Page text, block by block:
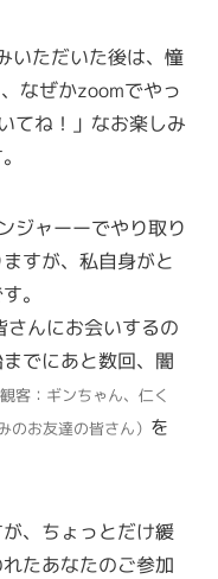
いただいた後は、憧
なぜかzoomでやっ
てね！」なお楽しみ
ジャーーでやり取り
すが、私自身がと
。
んにお会いするの
でにあと数回、闇
観客：ギンちゃん、仁く
のお友達の皆さん） を
、ちょっとだけ緩
たあなたのご参加